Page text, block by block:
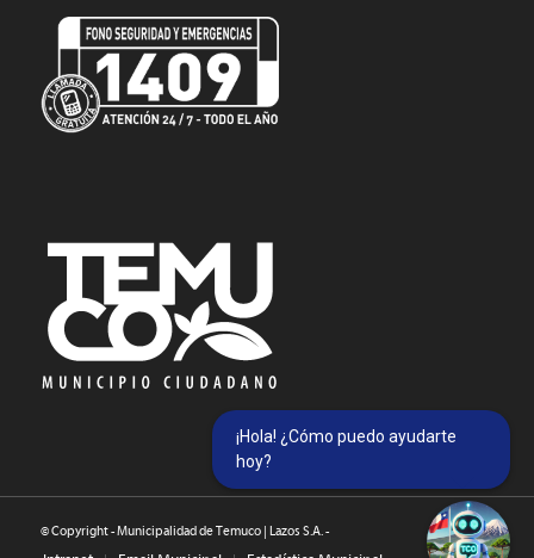
© Copyright - Municipalidad de Temuco | Lazos S.A. -
¡Hola! ¿Cómo puedo ayudarte
hoy?